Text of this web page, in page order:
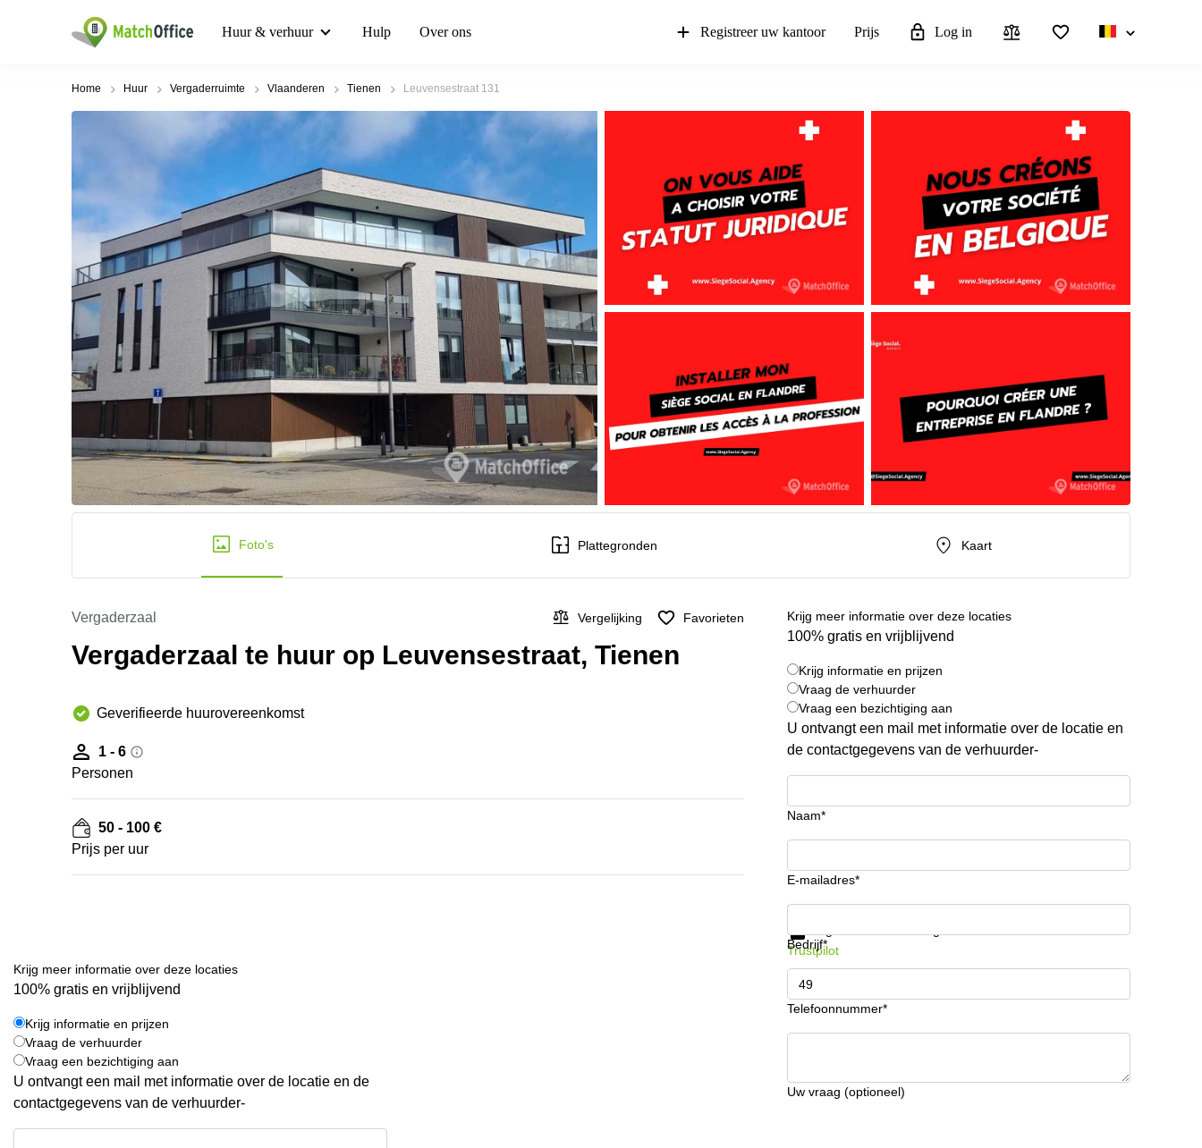
Huur & verhuur Hulp Over ons Registreer uw kantoor Prijs Log in
Home Huur Vergaderruimte Vlaanderen Tienen Leuvensestraat 131
Foto's Plattegronden Kaart
Vergaderzaal Vergelijking Favorieten
Vergaderzaal te huur op Leuvensestraat, Tienen
Geverifieerde huurovereenkomst
1 - 6
Personen
50 - 100 €
Prijs per uur
Krijg meer informatie over deze locaties
100% gratis en vrijblijvend
Krijg informatie en prijzen
Vraag de verhuurder
Vraag een bezichtiging aan
U ontvangt een mail met informatie over de locatie en
de contactgegevens van de verhuurder-
Naam*
E-mailadres*
Bedrijf*
Telefoonnummer*
Uw vraag (optioneel)
Krijg informatie en prijzen
Trustpilot
Krijg meer informatie over deze locaties
100% gratis en vrijblijvend
Krijg informatie en prijzen
Vraag de verhuurder
Vraag een bezichtiging aan
U ontvangt een mail met informatie over de locatie en de
contactgegevens van de verhuurder-